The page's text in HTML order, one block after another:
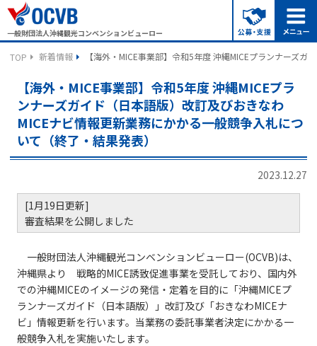
一般財団法人沖縄観光コンベンションビューロー
TOP 新着情報 【海外・MICE事業部】令和5年度 沖縄MICEプランナーズ
【海外・MICE事業部】令和5年度 沖縄MICEプラ
ンナーズガイド（日本語版）改訂及びおきなわ
MICEナビ情報更新業務にかかる一般競争入札につ
いて（終了・結果発表）
2023.12.27
[1月19日更新]
審査結果を公開しました
一般財団法人沖縄観光コンベンションビューロー(OCVB)は、
沖縄県より 戦略的MICE誘致促進事業を受託しており、国内外
での沖縄MICEのイメージの発信・定着を目的に「沖縄MICEプ
ランナーズガイド（日本語版）」改訂及び「おきなわMICEナ
ビ」情報更新を行います。当業務の委託事業者決定にかかる一
般競争入札を実施いたします。